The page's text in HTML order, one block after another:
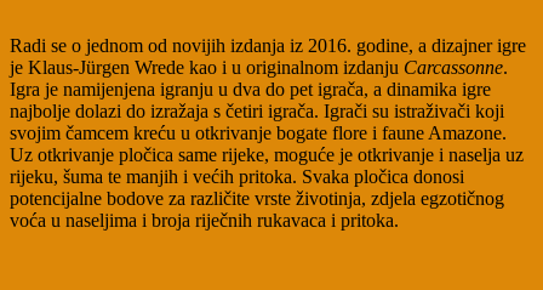
Radi se o jednom od novijih izdanja iz 2016. godine, a dizajner igre
je Klaus-Jürgen Wrede kao i u originalnom izdanju Carcassonne.
Igra je namijenjena igranju u dva do pet igrača, a dinamika igre
najbolje dolazi do izražaja s četiri igrača. Igrači su istraživači koji
svojim čamcem kreću u otkrivanje bogate flore i faune Amazone.
Uz otkrivanje pločica same rijeke, moguće je otkrivanje i naselja uz
rijeku, šuma te manjih i većih pritoka. Svaka pločica donosi
potencijalne bodove za različite vrste životinja, zdjela egzotičnog
voća u naseljima i broja riječnih rukavaca i pritoka.